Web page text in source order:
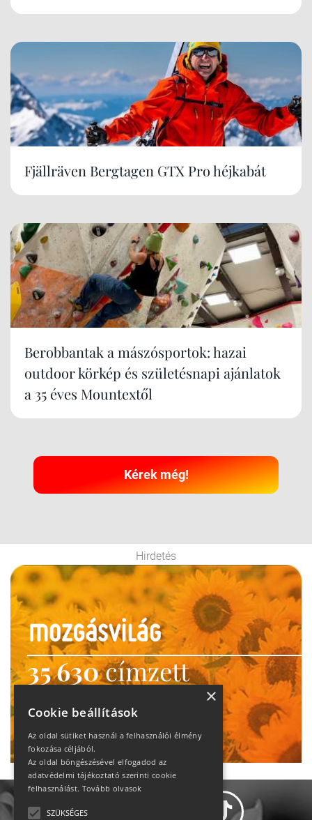
Fjällräven Bergtagen GTX Pro héjkabát
Berobbantak a mászósportok: hazai
outdoor körkép és születésnapi ajánlatok
a 35 éves Mountextől
Kérek még!
Hirdetés
35 630címzett
heti motiváció
Ne maradj le!
×
Cookie beállítások
Az oldal sütiket használ a felhasználói élmény
fokozása céljából.
Az oldal böngészésével elfogadod az
adatvédelmi tájékoztató szerinti cookie
felhasználást. Tovább olvasok
SZÜKSÉGES